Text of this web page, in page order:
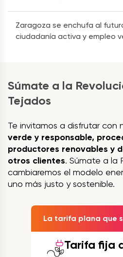
Zaragoza se enchufa al
ciudadanía activa y empleo
Súmate a la
Tejados
Te invitamos a disfrutar con
verde y responsable,
productores renovables y
otros clientes. Súmate a la
cambiaremos el modelo
uno más justo y sostenible.
La tarifa plana que
Tarifa fija